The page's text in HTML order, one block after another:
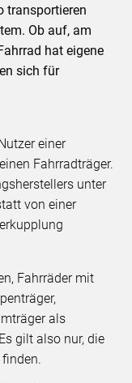
transportieren
Ob auf, am
hat eigene
sich für
einer
Fahrradträger.
unter
von einer
Fahrräder mit
als
gilt also nur, die